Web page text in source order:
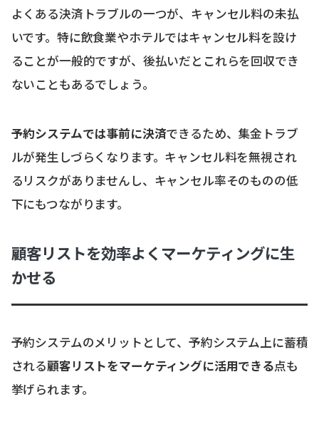
よくある決済トラブルの一つが、キャンセル料の未払
いです。特に飲食業やホテルではキャンセル料を設け
ることが一般的ですが、後払いだとこれらを回収でき
ないこともあるでしょう。
予約システムでは事前に決済できるため、集金トラブ
ルが発生しづらくなります。キャンセル料を無視され
るリスクがありませんし、キャンセル率そのものの低
下にもつながります。
顧客リストを効率よくマーケティングに生
かせる
予約システムのメリットとして、予約システム上に蓄積
される顧客リストをマーケティングに活用できる点も
挙げられます。